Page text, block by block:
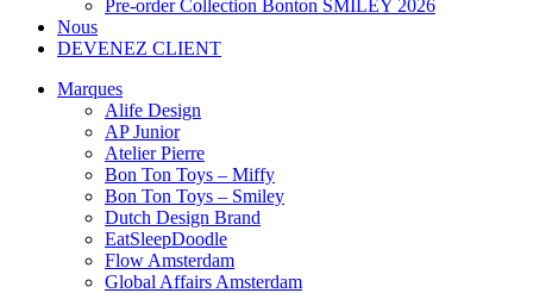
Pre-order Collection Bonton SMILEY 2026
Nous
DEVENEZ CLIENT
Marques
Alife Design
AP Junior
Atelier Pierre
Bon Ton Toys – Miffy
Bon Ton Toys – Smiley
Dutch Design Brand
EatSleepDoodle
Flow Amsterdam
Global Affairs Amsterdam